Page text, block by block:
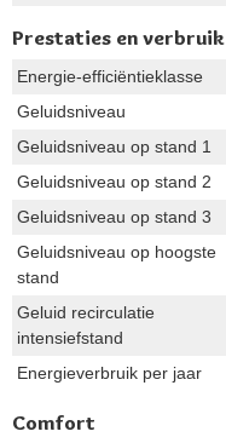
Prestaties en verbruik
Energie-efficiëntieklasse
Geluidsniveau
Geluidsniveau op stand 1
Geluidsniveau op stand 2
Geluidsniveau op stand 3
Geluidsniveau op hoogste
stand
Geluid recirculatie
intensiefstand
Energieverbruik per jaar
Comfort